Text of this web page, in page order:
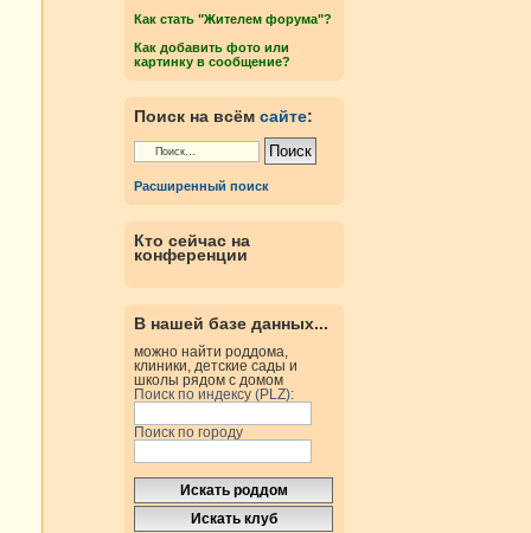
Как стать "Жителем форума"?
Как добавить фото или
картинку в сообщение?
Поиск на всём сайте:
Расширенный поиск
Кто сейчас на
конференции
В нашей базе данных...
можно найти роддома,
клиники, детские сады и
школы рядом с домом
Поиск по индексу (PLZ):
Поиск по городу